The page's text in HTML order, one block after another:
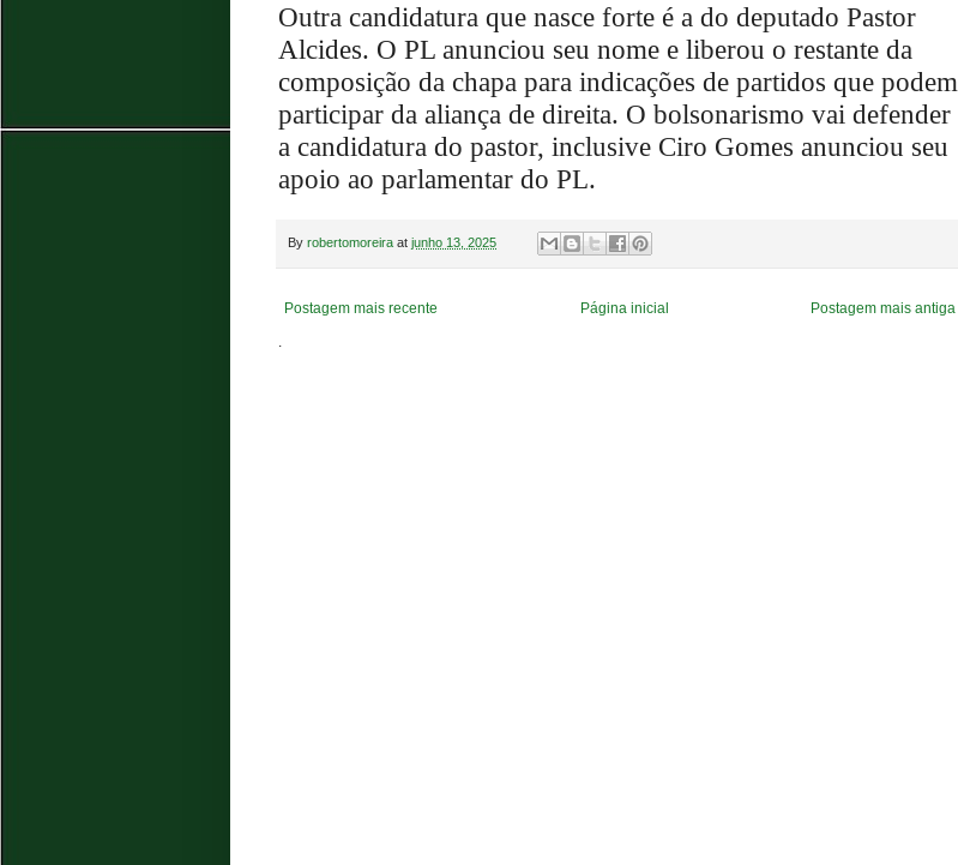
Outra candidatura que nasce forte é a do deputado Pastor
Alcides. O PL anunciou seu nome e liberou o restante da
composição da chapa para indicações de partidos que podem
participar da aliança de direita. O bolsonarismo vai defender
a candidatura do pastor, inclusive Ciro Gomes anunciou seu
apoio ao parlamentar do PL.
By robertomoreira at junho 13, 2025
Postagem mais recente Postagem mais antiga
Página inicial
.